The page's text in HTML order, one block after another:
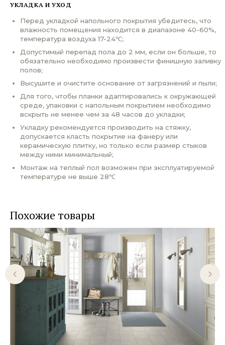
УКЛАДКА И УХОД
Перед укладкой напольного покрытия убедитесь, что
влажность помещения находится в диапазоне 40-60%,
температура воздуха 17-24℃;
Допустимый перепад пола до 2 мм, если он больше, то
обязательно необходимо произвести финишную заливку
полов;
Высушите и очистите основание от загрязнений и пыли;
Для того, чтобы планки адаптировались к окружающей
среде, упаковки с напольным покрытием необходимо
вскрыть не менее чем за 48 часов до укладки;
Укладку рекомендуется производить на стяжку,
допускается класть покрытие на фанеру или
керамическую плитку, но только если размер стыков
между ними минимальный;
Монтаж на теплый пол возможен при эксплуатируемой
температуре не выше 28℃
Похожие товары